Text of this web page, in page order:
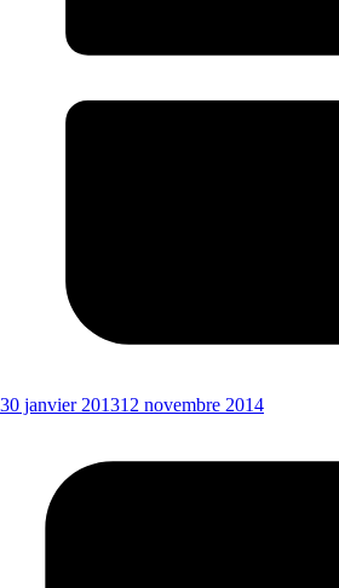
30 janvier 201312 novembre 2014